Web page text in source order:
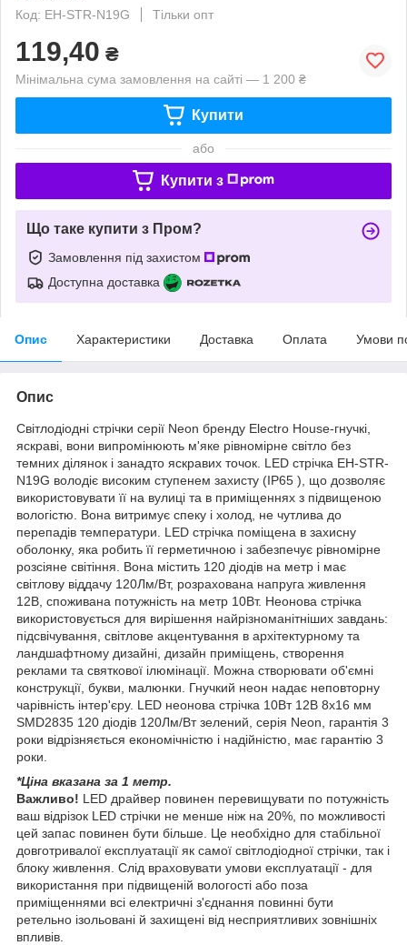
Код: EH-STR-N19G
Тільки опт
119,40 ₴
Мінімальна сума замовлення на сайті — 1 200 ₴
Купити
або
Купити з
Що таке купити з Пром?
Замовлення під захистом
Доступна доставка
Опис Характеристики Доставка Оплата Умови
Опис
Світлодіодні стрічки серії Neon бренду Electro House-гнучкі,
яскраві, вони випромінюють м'яке рівномірне світло без
темних ділянок і занадто яскравих точок. LED стрічка EH-STR-
N19G володіє високим ступенем захисту (IP65 ), що дозволяє
використовувати її на вулиці та в приміщеннях з підвищеною
вологістю. Вона витримує спеку і холод, не чутлива до
перепадів температури. LED стрічка поміщена в захисну
оболонку, яка робить її герметичною і забезпечує рівномірне
розсіяне світіння. Вона містить 120 діодів на метр і має
світлову віддачу 120Лм/Вт, розрахована напруга живлення
12В, споживана потужність на метр 10Вт. Неонова стрічка
використовується для вирішення найрізноманітніших завдань:
підсвічування, світлове акцентування в архітектурному та
ландшафтному дизайні, дизайн приміщень, створення
реклами та святкової ілюмінації. Можна створювати об'ємні
конструкції, букви, малюнки. Гнучкий неон надає неповторну
чарівність інтер'єру. LED неонова стрічка 10Вт 12В 8х16 мм
SMD2835 120 діодів 120Лм/Вт зелений, серія Neon, гарантія 3
роки відрізняється економічністю і надійністю, має гарантію 3
роки.
*Ціна вказана за 1 метр.
Важливо! LED драйвер повинен перевищувати по потужність
ваш відрізок LED стрічки не менше ніж на 20%, по можливості
цей запас повинен бути більше. Це необхідно для стабільної
довготривалої експлуатації як самої світлодіодної стрічки, так і
блоку живлення. Слід враховувати умови експлуатації - для
використання при підвищеній вологості або поза
приміщеннями всі електричні з'єднання повинні бути
ретельно ізольовані й захищені від несприятливих зовнішніх
впливів.